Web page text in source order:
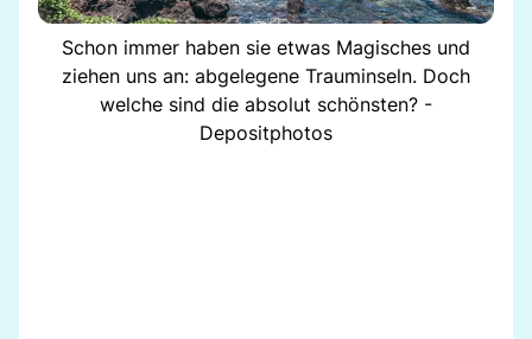
Schon immer haben sie etwas Magisches und
ziehen uns an: abgelegene Trauminseln. Doch
welche sind die absolut schönsten? -
Depositphotos